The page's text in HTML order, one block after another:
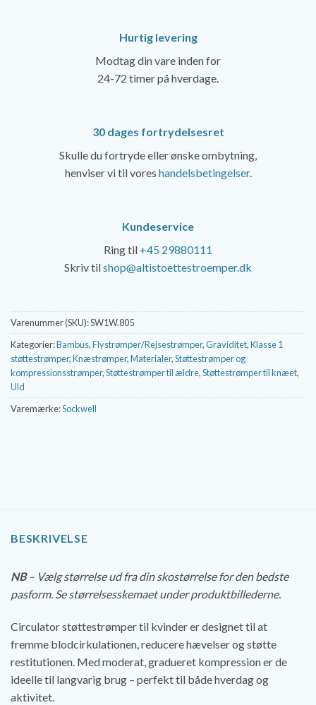
Hurtig levering
Modtag din vare inden for
24-72 timer på hverdage.
30 dages fortrydelsesret
Skulle du fortryde eller ønske ombytning,
henviser vi til vores handelsbetingelser.
Kundeservice
Ring til +45 29880111
Skriv tilshop@altistoettestroemper.dk
Varenummer (SKU):SW1W.805
Kategorier:Bambus,Flystrømper/Rejsestrømper,Graviditet,Klasse 1
støttestrømper,Knæstrømper,Materialer,Støttestrømper og
kompressionsstrømper,Støttestrømper til ældre,Støttestrømper til knæet,
Uld
Varemærke:Sockwell
BESKRIVELSE
NB– Vælg størrelse ud fra din skostørrelse for den bedste
pasform. Se størrelsesskemaet under produktbillederne.
Circulator støttestrømper til kvinder er designet til at
fremme blodcirkulationen, reducere hævelser og støtte
restitutionen. Med moderat, gradueret kompression er de
ideelle til langvarig brug – perfekt til både hverdag og
aktivitet.